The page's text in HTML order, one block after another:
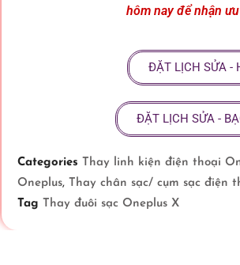
hôm nay để nhận
ĐẶT LỊCH SỬA -
ĐẶT LỊCH SỬA -
Categories Thay linh kiện điện thoại
Oneplus, Thay chân sạc/ cụm sạc điện
Tag Thay đuôi sạc Oneplus X